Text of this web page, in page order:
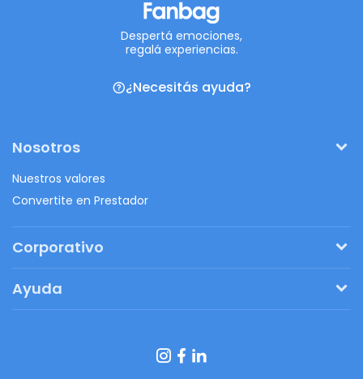
Despertá emociones,
regalá experiencias.
¿Necesitás ayuda?
Nosotros
Nuestros valores
Convertite en Prestador
Corporativo
Regalos originales
Ayuda
Botón de arrepentimiento